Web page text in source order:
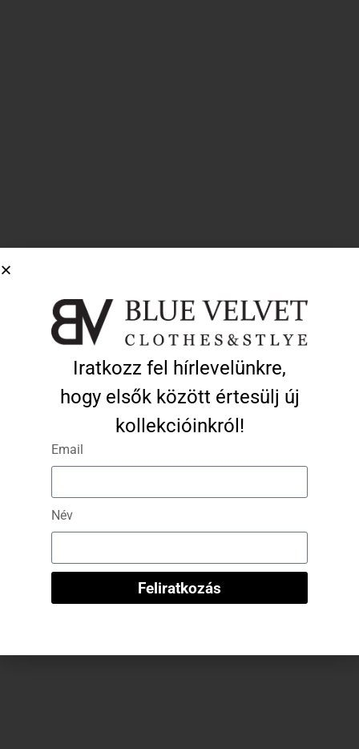
“Lainey” nyakpántos felső – fehér
8 890 Ft 2 667Ft
Iratkozz fel hírlevelünkre,
hogy elsők között értesülj új
kollekcióinkról!
Email
Név
Feliratkozás